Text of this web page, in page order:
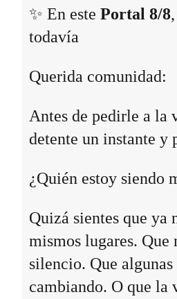
✨ En este Portal 8/8
todavía
Querida comunidad:
Antes de pedirle a la
detente un instante y
¿Quién estoy siendo
Quizá sientes que ya
mismos lugares. Que
silencio. Que
cambiando. O que la